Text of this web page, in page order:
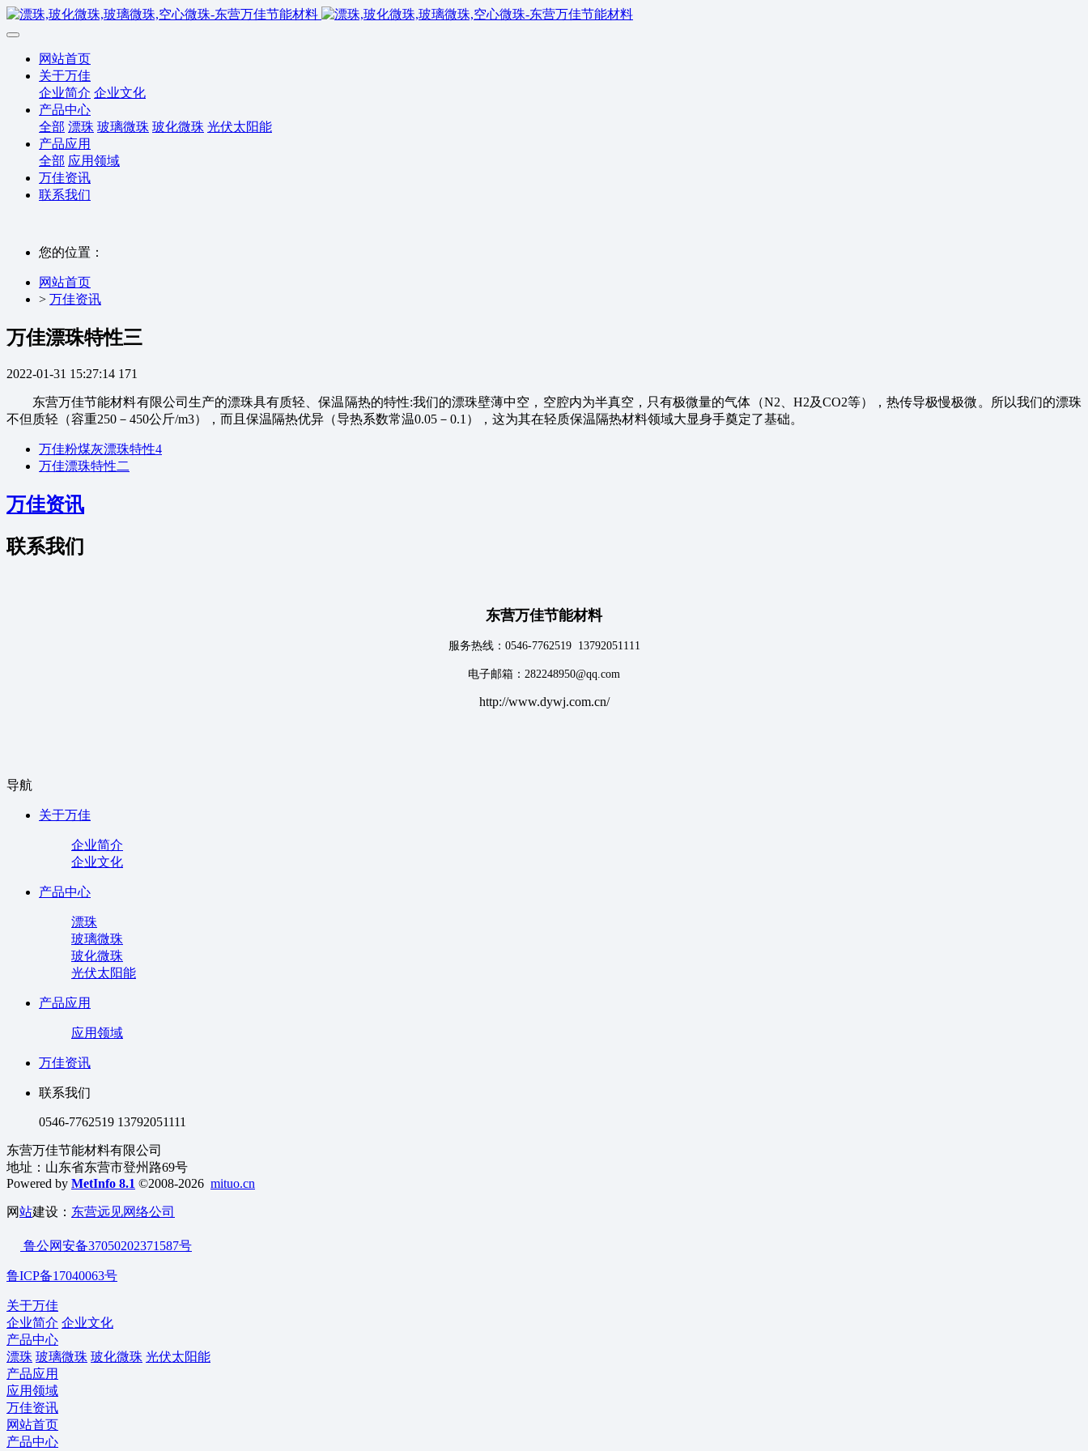
网站首页
关于万佳
企业简介 企业文化
产品中心
全部 漂珠 玻璃微珠 玻化微珠 光伏太阳能
产品应用
全部 应用领域
万佳资讯
联系我们
您的位置：
网站首页
> 万佳资讯
万佳漂珠特性三
2022-01-31 15:27:14 171
东营万佳节能材料有限公司生产的漂珠具有质轻、保温隔热的特性:我们的漂珠壁薄中空，空腔内为半真空，只有极微量的气体（N2、H2及CO2等），热传导极慢极微。所以我们的漂珠
不但质轻（容重250－450公斤/m3），而且保温隔热优异（导热系数常温0.05－0.1），这为其在轻质保温隔热材料领域大显身手奠定了基础。
万佳粉煤灰漂珠特性4
万佳漂珠特性二
万佳资讯
联系我们
东营万佳节能材料
服务热线：0546-7762519 13792051111
电子邮箱：282248950@qq.com
http://www.dywj.com.cn/
导航
关于万佳
企业简介
企业文化
产品中心
漂珠
玻璃微珠
玻化微珠
光伏太阳能
产品应用
应用领域
万佳资讯
联系我们
0546-7762519 13792051111
东营万佳节能材料有限公司
地址：山东省东营市登州路69号
Powered by MetInfo 8.1 ©2008-2026 mituo.cn
网站建设： 东营远见网络公司
鲁公网安备37050202371587号
鲁ICP备17040063号
关于万佳
企业简介 企业文化
产品中心
漂珠 玻璃微珠 玻化微珠 光伏太阳能
产品应用
应用领域
万佳资讯
网站首页
产品中心